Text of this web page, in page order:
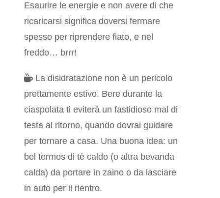
Esaurire le energie e non avere di che
ricaricarsi significa doversi fermare
spesso per riprendere fiato, e nel
freddo… brrr!
La disidratazione non è un pericolo
prettamente estivo. Bere durante la
ciaspolata ti eviterà un fastidioso mal di
testa al ritorno, quando dovrai guidare
per tornare a casa. Una buona idea: un
bel termos di tè caldo (o altra bevanda
calda) da portare in zaino o da lasciare
in auto per il rientro.